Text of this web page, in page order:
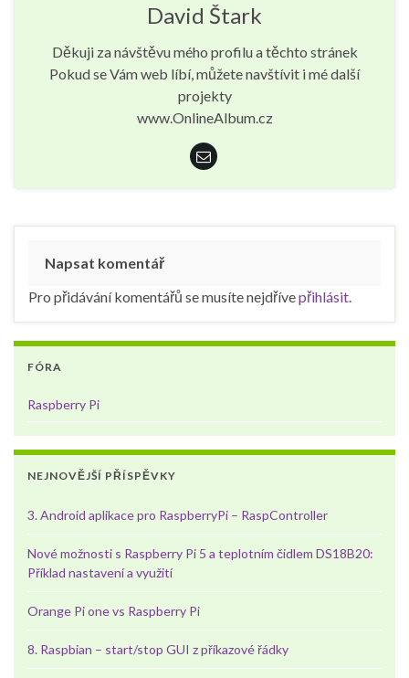
David Štark
Děkuji za návštěvu mého profilu a těchto stránek
Pokud se Vám web líbí, můžete navštívit i mé další
projekty
www.OnlineAlbum.cz
Napsat komentář
Pro přidávání komentářů se musíte nejdřívepřihlásit
FÓRA
Raspberry Pi
NEJNOVĚJŠÍ PŘÍSPĚVKY
3. Android aplikace pro RaspberryPi – RaspController
Nové možnosti s Raspberry Pi 5 a teplotním čidlem DS18B20:
Příklad nastavení a využití
Orange Pi one vs Raspberry Pi
8. Raspbian – start/stop GUI z příkazové řádky